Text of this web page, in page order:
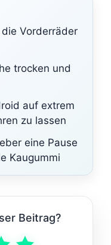
Vorderräder
trocken und
auf extrem
zu lassen
eine Pause
Kaugummi
Beitrag?